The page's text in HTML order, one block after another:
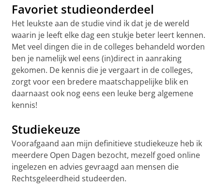
Favoriet studieonderdeel
Het leukste aan de studie vind ik dat je de wereld
waarin je leeft elke dag een stukje beter leert kennen.
Met veel dingen die in de colleges behandeld worden
ben je namelijk wel eens (in)direct in aanraking
gekomen. De kennis die je vergaart in de colleges,
zorgt voor een bredere maatschappelijke blik en
daarnaast ook nog eens een leuke berg algemene
kennis!
Studiekeuze
Voorafgaand aan mijn definitieve studiekeuze heb ik
meerdere Open Dagen bezocht, mezelf goed online
ingelezen en advies gevraagd aan mensen die
Rechtsgeleerdheid studeerden.